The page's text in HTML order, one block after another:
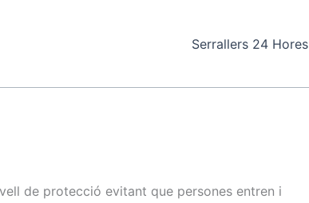
Serrallers 24 Hores
de protecció evitant que persones entren i